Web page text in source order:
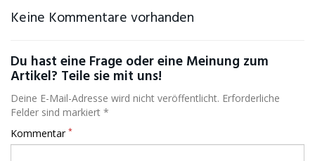
Keine Kommentare vorhanden
Du hast eine Frage oder eine Meinung zum
Artikel? Teile sie mit uns!
Deine E-Mail-Adresse wird nicht veröffentlicht. Erforderliche
Felder sind markiert *
Kommentar *